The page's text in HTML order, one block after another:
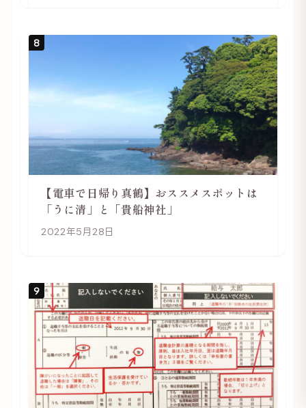
8
【電車で日帰り真鶴】おススメスポットは
「うに清」と「貴船神社」
2022年5月28日
9